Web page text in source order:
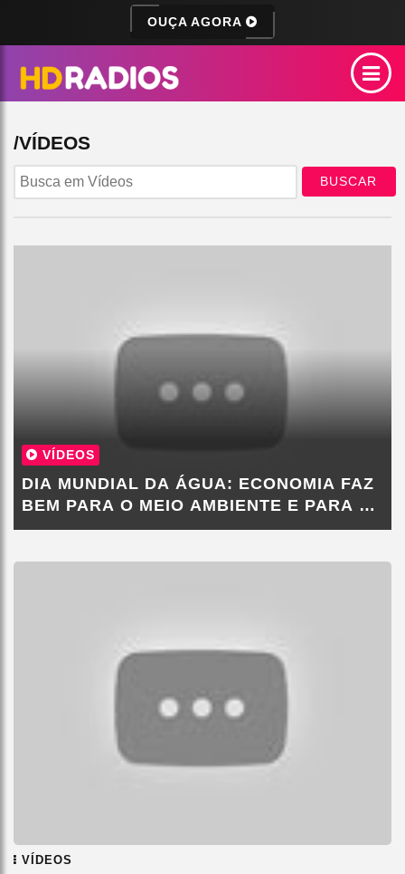
OUÇA AGORA
/VÍDEOS
BUSCAR
VÍDEOS
DIA MUNDIAL DA ÁGUA: ECONOMIA FAZ
BEM PARA O MEIO AMBIENTE E PARA O
BOLSO
VÍDEOS